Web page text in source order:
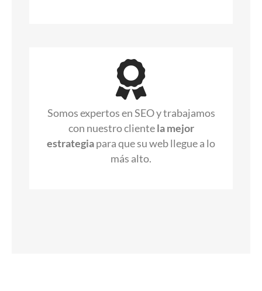
Somos expertos en SEO y trabajamos
con nuestro clientela mejor
estrategiapara que su web llegue a lo
más alto.